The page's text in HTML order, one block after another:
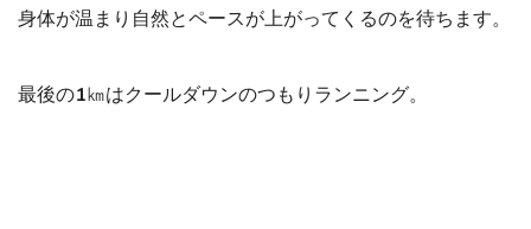
身体が温まり自然とペースが上がってくるのを待ちます。
最後の1㎞はクールダウンのつもりランニング。